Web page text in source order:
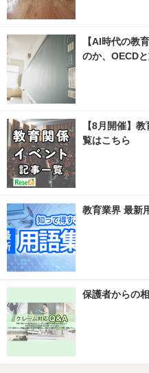
【AI時代の教
のか、OECD
【8月開催】
覧はこちら
教育業界 最新
保護者からの